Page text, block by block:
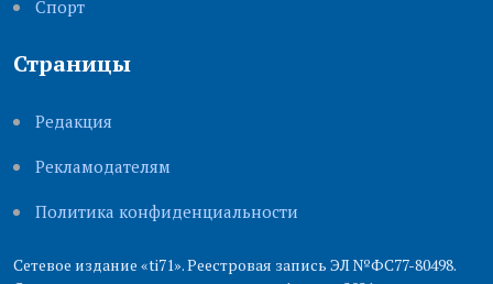
Cпорт
Страницы
Редакция
Рекламодателям
Политика конфиденциальности
Сетевое издание «ti71». Реестровая запись ЭЛ №ФС77-80498.